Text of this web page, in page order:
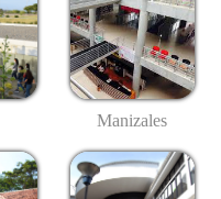
Manizales